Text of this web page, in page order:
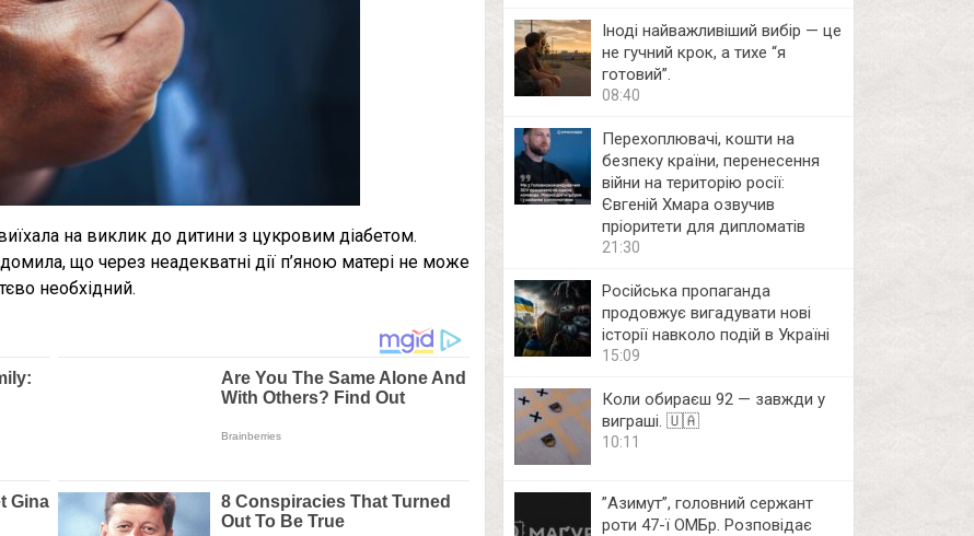
на виклик до дитини з цукровим діабетом.
що через неадекватні дії п’яною матері не може
необхідний.
Іноді найважливіший вибір — це
не гучний крок, а тихе “я
готовий”.
08:40
Перехоплювачі, кошти на
безпеку країни, перенесення
війни на територію росії:
Євгеній Хмара озвучив
пріоритети для дипломатів
21:30
Російська пропаганда
продовжує вигадувати нові
історії навколо подій в Україні
15:09
Коли обираєш 92 — завжди у
виграші. 🇺🇦
10:11
⁨”Азимут”, головний сержант
роти 47-ї ОМБр. Розповідає